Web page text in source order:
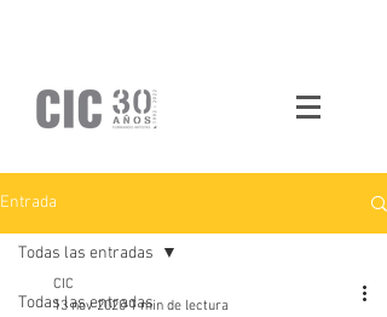
Entrada
Todas las entradas
Todas las entradas
CIC
13 nov 2020 1 min de lectura